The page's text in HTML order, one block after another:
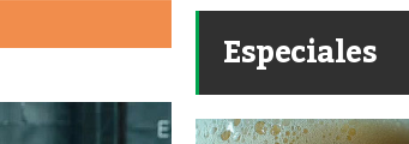
Especiales